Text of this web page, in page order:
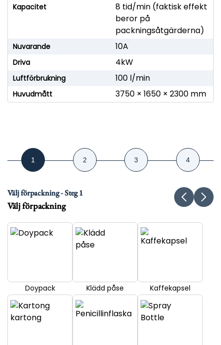
Kapacitet
8 tid/min (faktisk effekt
beror på
packningsåtgärderna)
Nuvarande 10A
Driva 4kW
Luftförbrukning 100 l/min
Huvudmått 3750 × 1650 × 2300 mm
Välj förpackning - Steg 1
Välj förpackning
Doypack Klädd påse Kaffekapsel